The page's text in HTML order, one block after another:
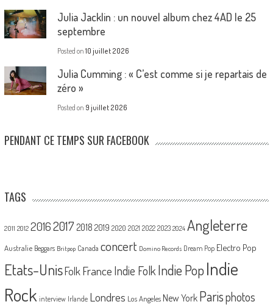
Julia Jacklin : un nouvel album chez 4AD le 25
septembre
Posted on 10 juillet 2026
Julia Cumming : « C’est comme si je repartais de
zéro »
Posted on 9 juillet 2026
PENDANT CE TEMPS SUR FACEBOOK
TAGS
2011 2012 20162017 2018 2019 2020 2021 2022 2023 2024 Angleterre
Australie Beggars Britpop Canada concert Domino Records Dream Pop Electro Pop
Etats-UnisFolk France Indie FolkIndie PopIndie
Rock interview Irlande Londres Los Angeles New York Parisphotos